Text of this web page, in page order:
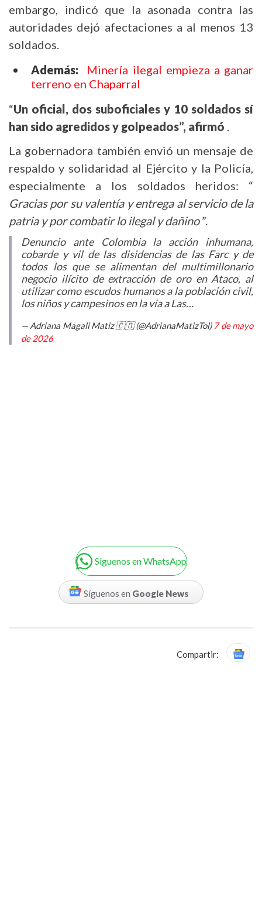
embargo, indicó que la asonada contra las
autoridades dejó afectaciones a al menos 13
soldados.
Además: Minería ilegal empieza a ganar
terreno en Chaparral
“Un oficial, dos suboficiales y 10 soldados sí
han sido agredidos y golpeados”, afirmó .
La gobernadora también envió un mensaje de
respaldo y solidaridad al Ejército y la Policía,
especialmente a los soldados heridos: “
Gracias por su valentía y entrega al servicio de la
patria y por combatir lo ilegal y dañino”.
Denuncio ante Colombia la acción inhumana,
cobarde y vil de las disidencias de las Farc y de
todos los que se alimentan del multimillonario
negocio ilícito de extracción de oro en Ataco, al
utilizar como escudos humanos a la población civil,
los niños y campesinos en la vía a Las…
— Adriana Magali Matiz 🇨🇴 (@AdrianaMatizTol) 7 de mayo
de 2026
Siguenos en WhatsApp
Síguenos en Google News
Compartir: